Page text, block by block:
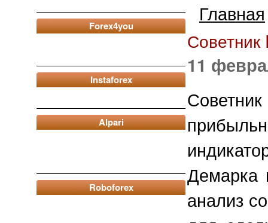
Forex4you
Instaforex
Alpari
Roboforex
Главная
Советник
11
Демарка
анализ